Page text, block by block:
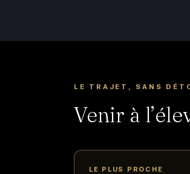
LE TRAJET, SANS
Venir à
LE PLUS PROCHE